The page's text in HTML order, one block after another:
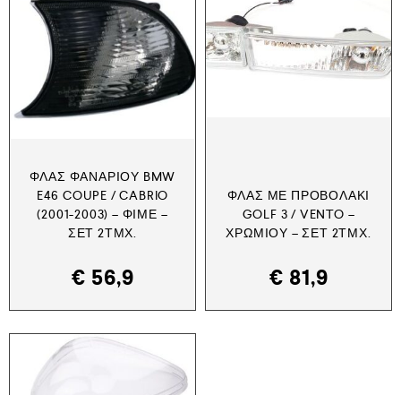
ΦΛΑΣ ΦΑΝΑΡΙΟΎ BMW
E46 COUPE / CABRIO
(2001-2003) – ΦΙΜΈ –
ΣΕΤ 2ΤΜΧ.
€ 56,9
ΦΛΑΣ ΜΕ ΠΡΟΒΟΛΆΚΙ
GOLF 3 / VENTO –
ΧΡΩΜΊΟΥ – ΣΕΤ 2ΤΜΧ.
€ 81,9